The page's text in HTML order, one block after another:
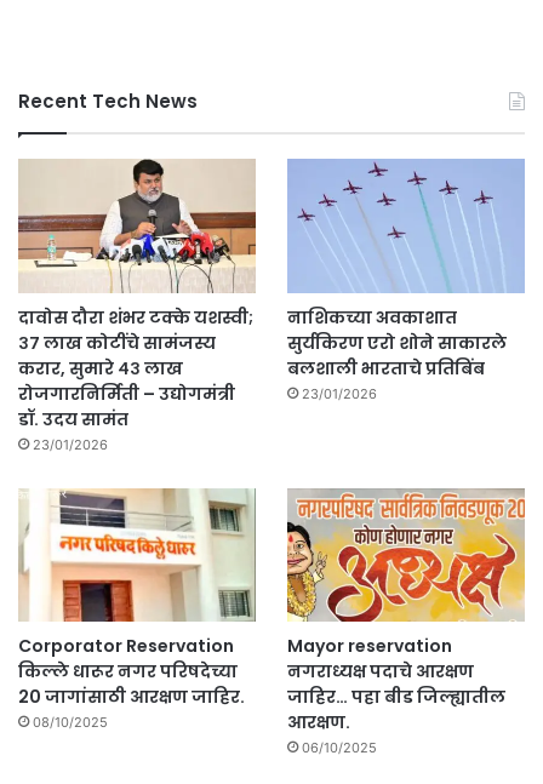
Recent Tech News
दावोस दौरा शंभर टक्के यशस्वी;
३७ लाख कोटींचे सामंजस्य
करार, सुमारे ४३ लाख
रोजगारनिर्मिती – उद्योगमंत्री
डॉ. उदय सामंत
23/01/2026
नाशिकच्या अवकाशात
सुर्यकिरण एरो शोने साकारले
बलशाली भारताचे प्रतिबिंब
23/01/2026
Corporator Reservation
किल्ले धारूर नगर परिषदेच्या
20 जागांसाठी आरक्षण जाहिर.
08/10/2025
Mayor reservation
नगराध्यक्ष पदाचे आरक्षण
जाहिर… पहा बीड जिल्ह्यातील
आरक्षण.
06/10/2025